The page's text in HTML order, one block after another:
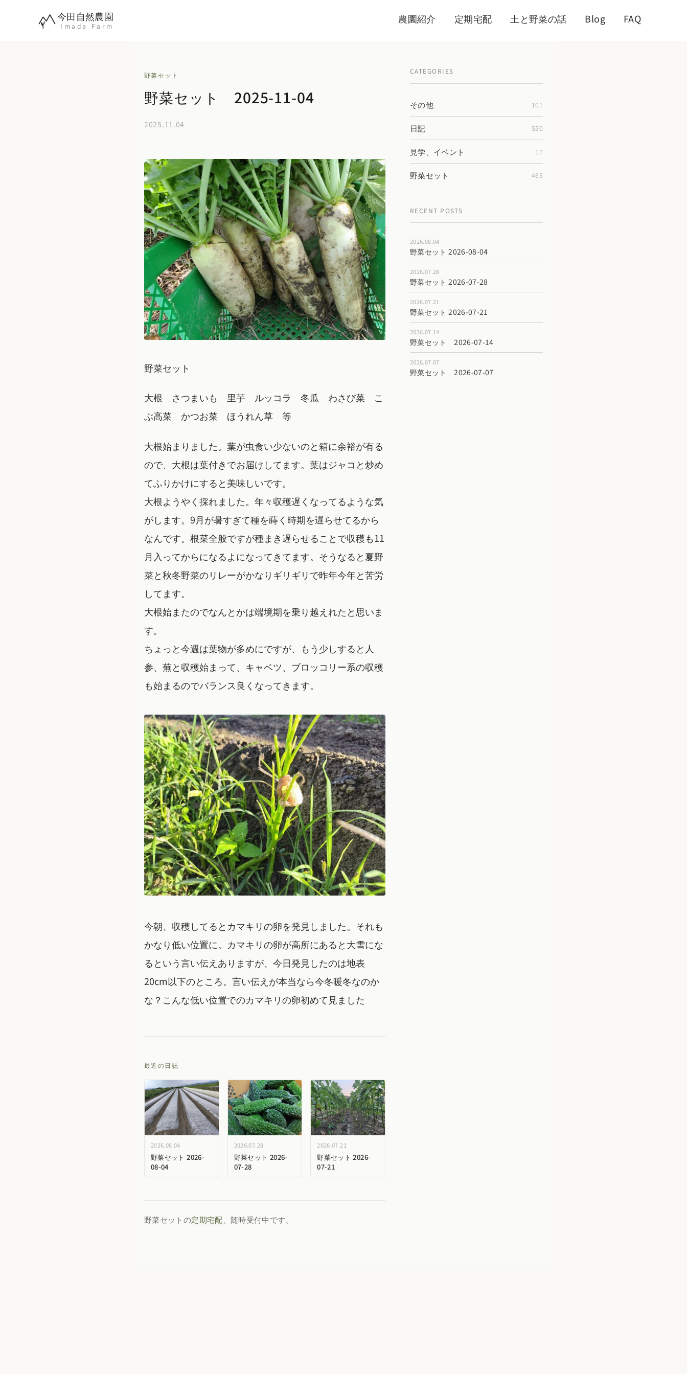
今田自然農園
Imada Farm
農園紹介 定期宅配 土と野菜の話 Blog FAQ
野菜セット
野菜セット 2025-11-04
2025.11.04
野菜セット
大根 さつまいも 里芋 ルッコラ 冬瓜 わさび菜 こ
ぶ高菜 かつお菜 ほうれん草 等
大根始まりました。葉が虫食い少ないのと箱に余裕が有る
ので、大根は葉付きでお届けしてます。葉はジャコと炒め
てふりかけにすると美味しいです。
大根ようやく採れました。年々収穫遅くなってるような気
がします。9月が暑すぎて種を蒔く時期を遅らせてるから
なんです。根菜全般ですが種まき遅らせることで収穫も11
月入ってからになるよになってきてます。そうなると夏野
菜と秋冬野菜のリレーがかなりギリギリで昨年今年と苦労
してます。
大根始またのでなんとかは端境期を乗り越えれたと思いま
す。
ちょっと今週は葉物が多めにですが、もう少しすると人
参、蕪と収穫始まって、キャベツ、ブロッコリー系の収穫
も始まるのでバランス良くなってきます。
今朝、収穫してるとカマキリの卵を発見しました。それも
かなり低い位置に。カマキリの卵が高所にあると大雪にな
るという言い伝えありますが、今日発見したのは地表
20cm以下のところ。言い伝えが本当なら今冬暖冬なのか
な？こんな低い位置でのカマキリの卵初めて見ました
最近の日誌
2026.08.04
野菜セット 2026-
08-04
2026.07.28
野菜セット 2026-
07-28
2026.07.21
野菜セット 2026-
07-21
野菜セットの定期宅配 、随時受付中です。
CATEGORIES
その他 101
日記 550
見学、イベント 17
野菜セット 465
RECENT POSTS
2026.08.04
野菜セット 2026-08-04
2026.07.28
野菜セット 2026-07-28
2026.07.21
野菜セット 2026-07-21
2026.07.14
野菜セット 2026-07-14
2026.07.07
野菜セット 2026-07-07